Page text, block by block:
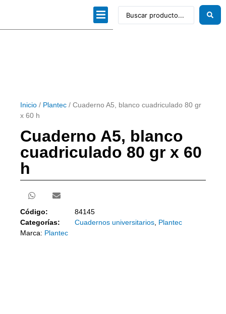
Inicio / Plantec / Cuaderno A5, blanco cuadriculado 80 gr
x 60 h
Cuaderno A5, blanco
cuadriculado 80 gr x 60
h
Código:
84145
Categorías:
Cuadernos universitarios Plantec
Marca: Plantec